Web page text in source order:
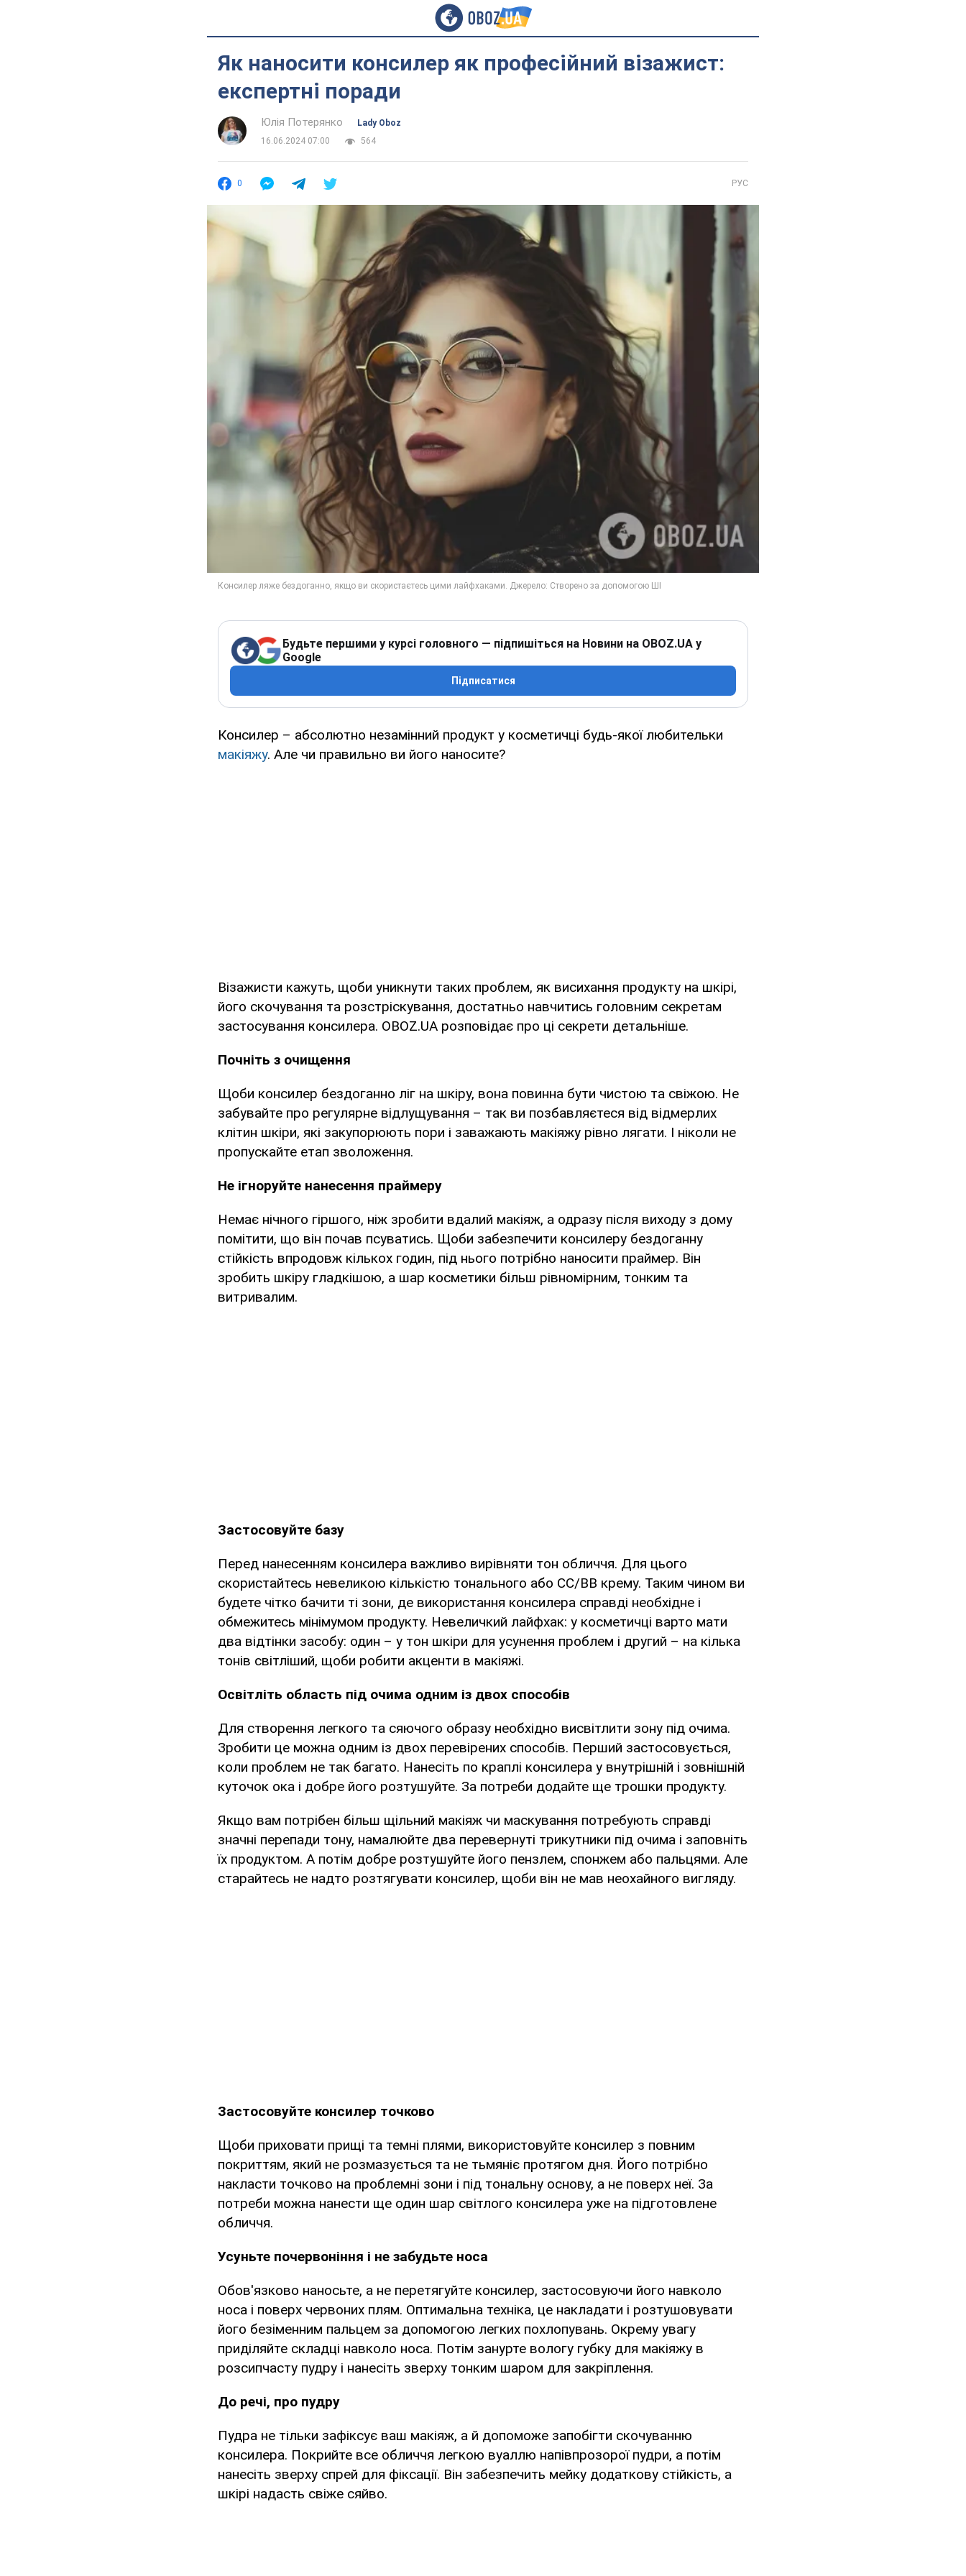
Як наносити консилер як професійний візажист:
експертні поради
Юлія Потерянко
Lady Oboz
16.06.2024 07:00
564
0 РУС
Будьте першими у курсі головного — підпишіться на Новини на OBOZ.UA у
Google
Підписатися
Консилер – абсолютно незамінний продукт у косметичці будь-якої любительки
макіяжу. Але чи правильно ви його наносите?
Візажисти кажуть, щоби уникнути таких проблем, як висихання продукту на шкірі,
його скочування та розстріскування, достатньо навчитись головним секретам
застосування консилера. OBOZ.UA розповідає про ці секрети детальніше.
Почніть з очищення
Щоби консилер бездоганно ліг на шкіру, вона повинна бути чистою та свіжою. Не
забувайте про регулярне відлущування – так ви позбавляєтеся від відмерлих
клітин шкіри, які закупорюють пори і заважають макіяжу рівно лягати. І ніколи не
пропускайте етап зволоження.
Не ігноруйте нанесення праймеру
Немає нічного гіршого, ніж зробити вдалий макіяж, а одразу після виходу з дому
помітити, що він почав псуватись. Щоби забезпечити консилеру бездоганну
стійкість впродовж кількох годин, під нього потрібно наносити праймер. Він
зробить шкіру гладкішою, а шар косметики більш рівномірним, тонким та
витривалим.
Застосовуйте базу
Перед нанесенням консилера важливо вирівняти тон обличчя. Для цього
скористайтесь невеликою кількістю тонального або СС/ВВ крему. Таким чином ви
будете чітко бачити ті зони, де використання консилера справді необхідне і
обмежитесь мінімумом продукту. Невеличкий лайфхак: у косметичці варто мати
два відтінки засобу: один – у тон шкіри для усунення проблем і другий – на кілька
тонів світліший, щоби робити акценти в макіяжі.
Освітліть область під очима одним із двох способів
Для створення легкого та сяючого образу необхідно висвітлити зону під очима.
Зробити це можна одним із двох перевірених способів. Перший застосовується,
коли проблем не так багато. Нанесіть по краплі консилера у внутрішній і зовнішній
куточок ока і добре його розтушуйте. За потреби додайте ще трошки продукту.
Якщо вам потрібен більш щільний макіяж чи маскування потребують справді
значні перепади тону, намалюйте два перевернуті трикутники під очима і заповніть
їх продуктом. А потім добре розтушуйте його пензлем, спонжем або пальцями. Але
старайтесь не надто розтягувати консилер, щоби він не мав неохайного вигляду.
Застосовуйте консилер точково
Щоби приховати прищі та темні плями, використовуйте консилер з повним
покриттям, який не розмазується та не тьмяніє протягом дня. Його потрібно
накласти точково на проблемні зони і під тональну основу, а не поверх неї. За
потреби можна нанести ще один шар світлого консилера уже на підготовлене
обличчя.
Усуньте почервоніння і не забудьте носа
Обов'язково наносьте, а не перетягуйте консилер, застосовуючи його навколо
носа і поверх червоних плям. Оптимальна техніка, це накладати і розтушовувати
його безіменним пальцем за допомогою легких похлопувань. Окрему увагу
приділяйте складці навколо носа. Потім занурте вологу губку для макіяжу в
розсипчасту пудру і нанесіть зверху тонким шаром для закріплення.
До речі, про пудру
Пудра не тільки зафіксує ваш макіяж, а й допоможе запобігти скочуванню
консилера. Покрийте все обличчя легкою вуаллю напівпрозорої пудри, а потім
нанесіть зверху спрей для фіксації. Він забезпечить мейку додаткову стійкість, а
шкірі надасть свіже сяйво.